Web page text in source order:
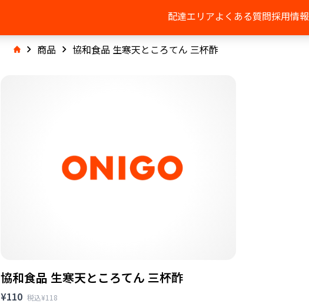
配達エリアよくある質問採用情報
商品 協和食品 生寒天ところてん 三杯酢
協和食品 生寒天ところてん 三杯酢
¥110 税込¥118